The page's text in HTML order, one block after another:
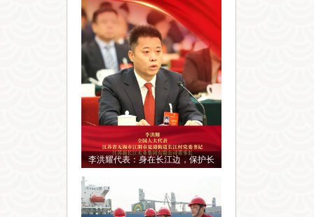
李洪耀代表：身在长江边，保护长